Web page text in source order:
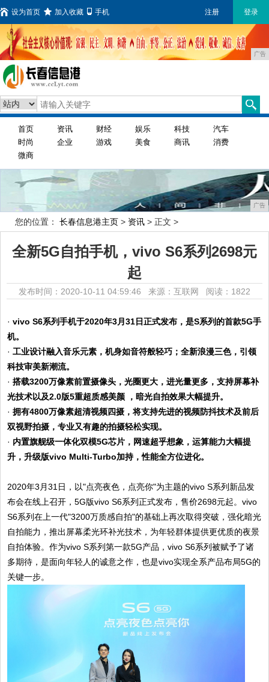
设为首页 加入收藏 手机 注册 登录
广告
首页 资讯 财经 娱乐 科技
汽车
时尚
企业 游戏 美食 商讯
消费
微商
广告
您的位置： 长春信息港主页 > 资讯 > 正文 >
全新5G自拍手机，vivo S6系列2698元
起
发布时间：2020-10-11 04:59:46 来源：互联网 阅读：1822
·vivo S6系列手机于2020年3月31日正式发布，是S系列的首款5G手
机。
·工业设计融入音乐元素，机身如音符般轻巧；全新浪漫三色，引领
科技审美新潮流。
·搭载3200万像素前置摄像头，光圈更大，进光量更多，支持屏幕补
光技术以及2.0版5重超质感美颜 ，暗光自拍效果大幅提升。
·拥有4800万像素超清视频四摄，将支持先进的视频防抖技术及前后
双视野拍摄，专业又有趣的拍摄轻松实现。
· 内置旗舰级一体化双模5G芯片，网速超乎想象，运算能力大幅提
升，升级版vivo Multi-Turbo加持，性能全方位进化。
2020年3月31日，以"点亮夜色，点亮你"为主题的vivo S系列新品发
布会在线上召开，5G版vivo S6系列正式发布，售价2698元起。vivo
S6系列在上一代"3200万质感自拍"的基础上再次取得突破，强化暗光
自拍能力，推出屏幕柔光环补光技术，为年轻群体提供更优质的夜景
自拍体验。作为vivo S系列第一款5G产品，vivo S6系列被赋予了诸
多期待，是面向年轻人的诚意之作，也是vivo实现全系产品布局5G的
关键一步。